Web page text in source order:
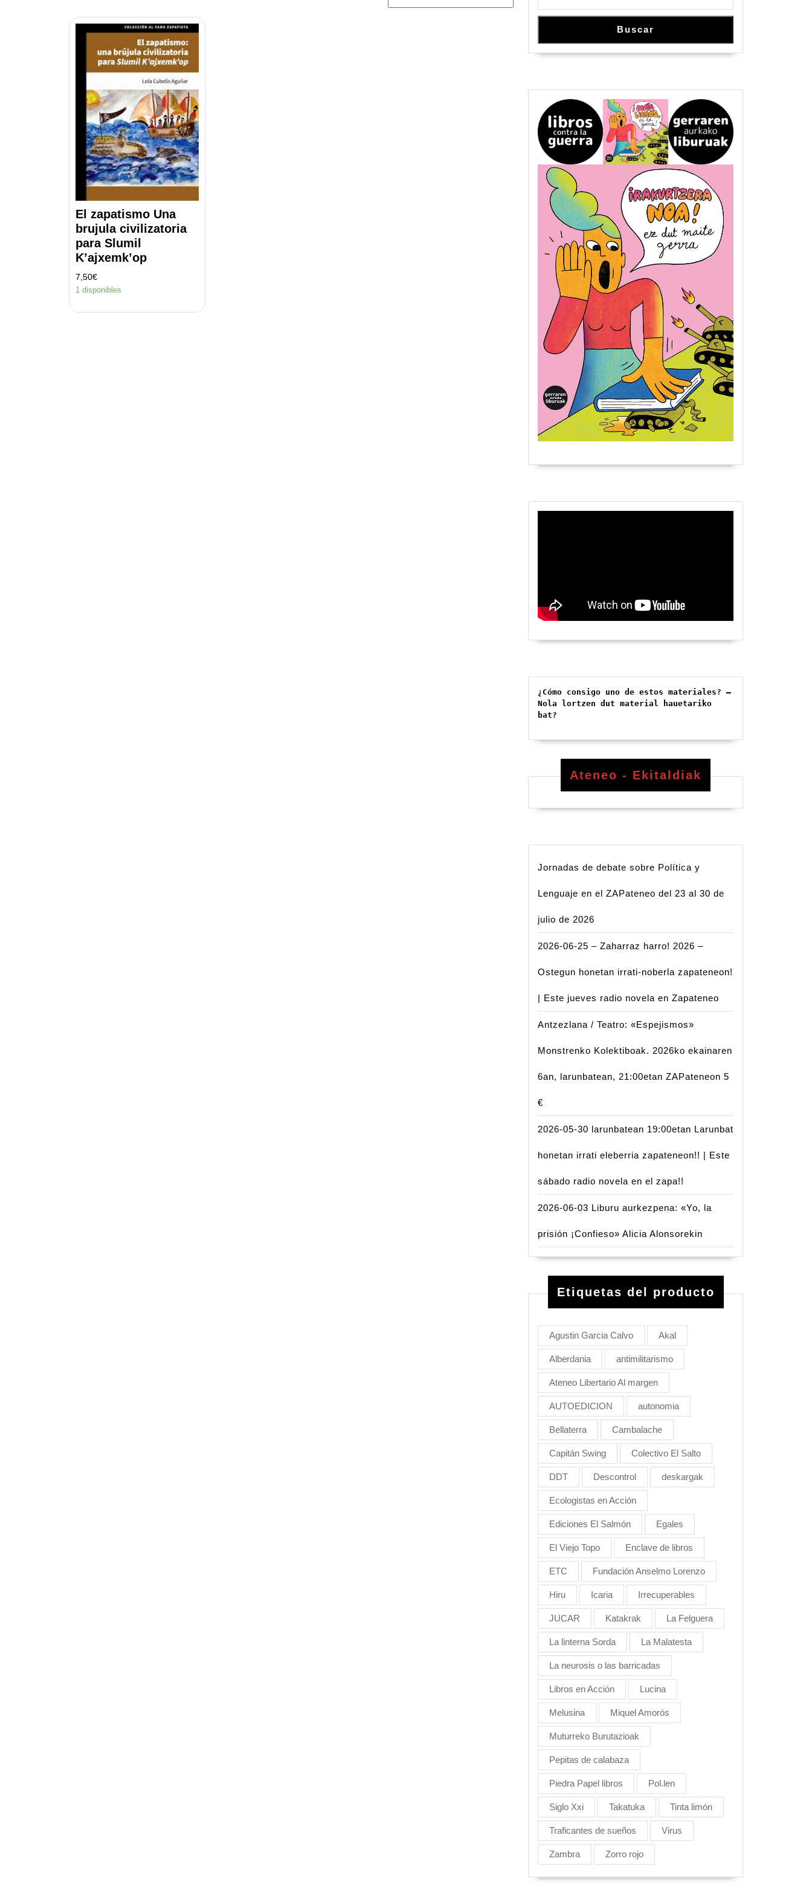
El zapatismo Una
brujula civilizatoria
para Slumil
K’ajxemk’op
7,50€
1 disponibles
Buscar
¿Cómo consigo uno de estos materiales? –
Nola lortzen dut material hauetariko
bat?
Ateneo - Ekitaldiak
Jornadas de debate sobre Política y
Lenguaje en el ZAPateneo del 23 al 30 de
julio de 2026
2026-06-25 – Zaharraz harro! 2026 –
Ostegun honetan irrati-noberla zapateneon!
| Este jueves radio novela en Zapateneo
Antzezlana / Teatro: «Espejismos»
Monstrenko Kolektiboak. 2026ko ekainaren
6an, larunbatean, 21:00etan ZAPateneon 5
€
2026-05-30 larunbatean 19:00etan Larunbat
honetan irrati eleberria zapateneon!! | Este
sábado radio novela en el zapa!!
2026-06-03 Liburu aurkezpena: «Yo, la
prisión ¡Confieso» Alicia Alonsorekin
Etiquetas del producto
Agustin Garcia Calvo Akal
Alberdania antimilitarismo
Ateneo Libertario Al margen
AUTOEDICION autonomia
Bellaterra Cambalache
Capitán Swing Colectivo El Salto
DDT Descontrol deskargak
Ecologistas en Acción
Ediciones El Salmón Egales
El Viejo Topo Enclave de libros
ETC Fundación Anselmo Lorenzo
Hiru Icaria Irrecuperables
JUCAR Katakrak La Felguera
La linterna Sorda La Malatesta
La neurosis o las barricadas
Libros en Acción Lucina
Melusina Miquel Amorós
Muturreko Burutazioak
Pepitas de calabaza
Piedra Papel libros Pol.len
Siglo Xxi Takatuka Tinta limón
Traficantes de sueños Virus
Zambra Zorro rojo